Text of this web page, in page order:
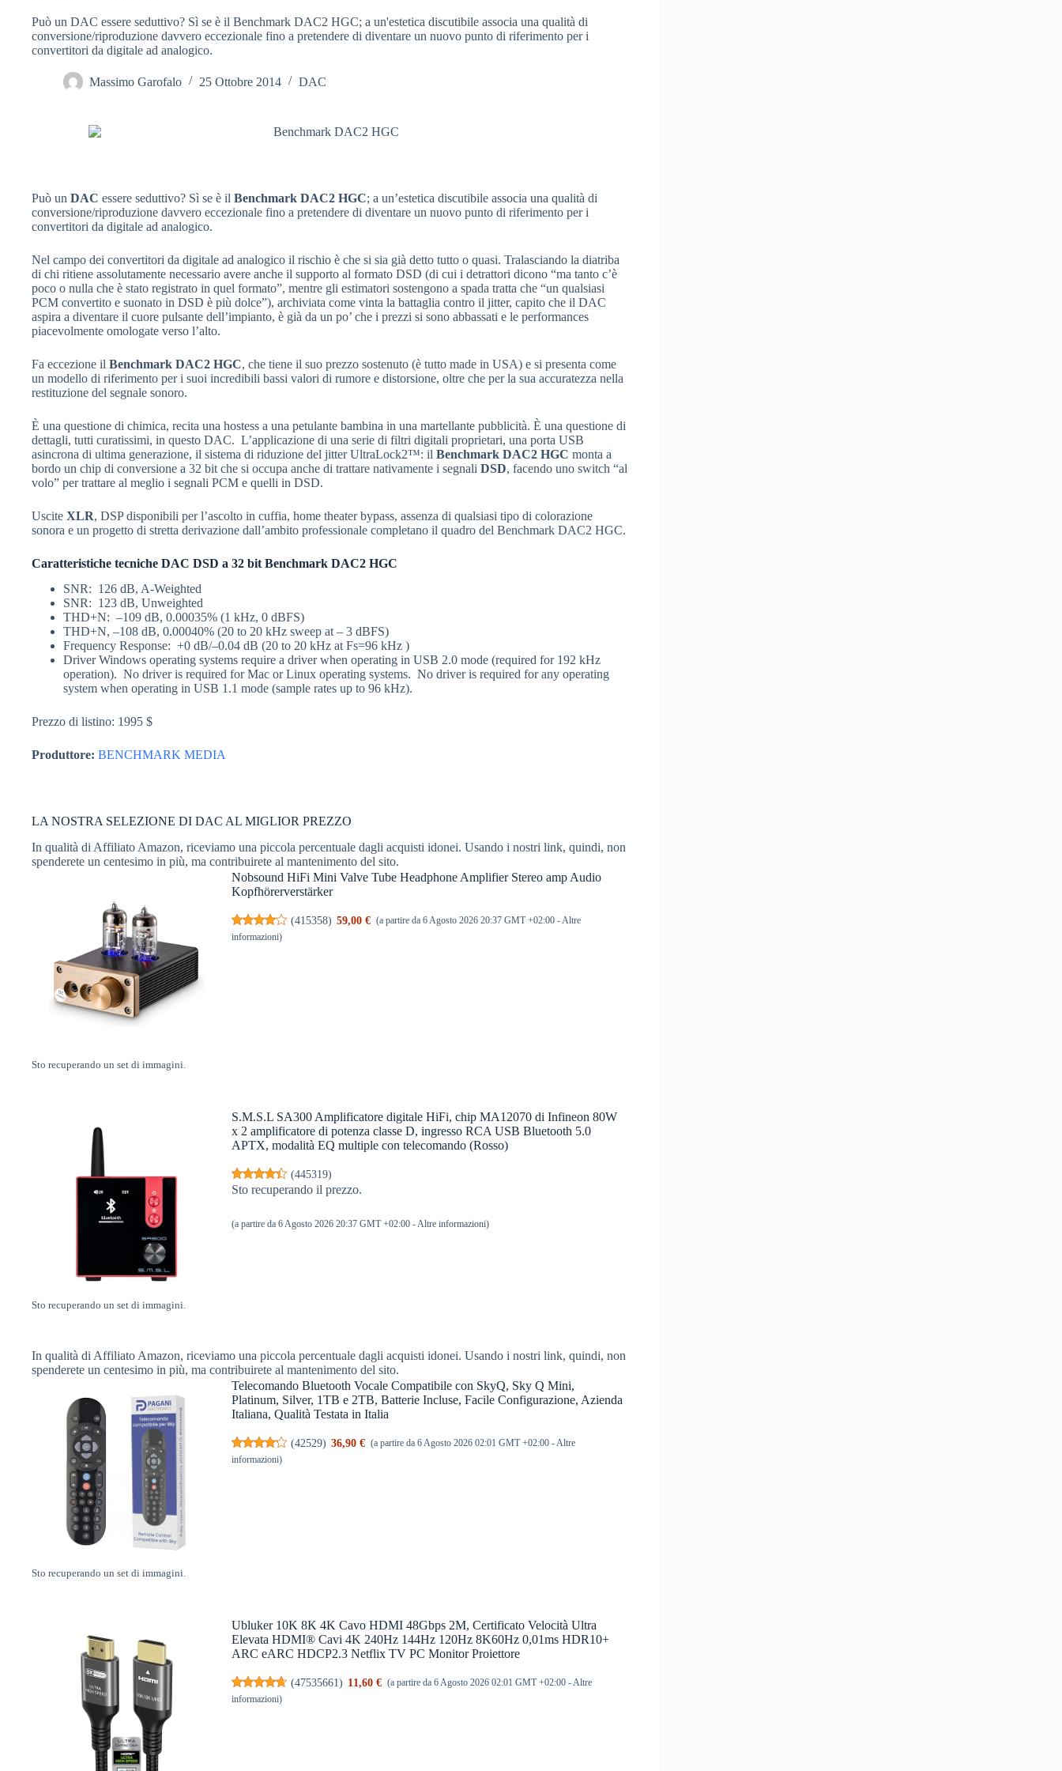
Può un DAC essere seduttivo? Sì se è il Benchmark DAC2 HGC; a un'estetica discutibile associa una qualità di
conversione/riproduzione davvero eccezionale fino a pretendere di diventare un nuovo punto di riferimento per i
convertitori da digitale ad analogico.
Massimo Garofalo 25 Ottobre 2014 DAC
Può un DAC essere seduttivo? Sì se è il Benchmark DAC2 HGC; a un’estetica discutibile associa una qualità di
conversione/riproduzione davvero eccezionale fino a pretendere di diventare un nuovo punto di riferimento per i
convertitori da digitale ad analogico.
Nel campo dei convertitori da digitale ad analogico il rischio è che si sia già detto tutto o quasi. Tralasciando la diatriba
di chi ritiene assolutamente necessario avere anche il supporto al formato DSD (di cui i detrattori dicono “ma tanto c’è
poco o nulla che è stato registrato in quel formato”, mentre gli estimatori sostengono a spada tratta che “un qualsiasi
PCM convertito e suonato in DSD è più dolce”), archiviata come vinta la battaglia contro il jitter, capito che il DAC
aspira a diventare il cuore pulsante dell’impianto, è già da un po’ che i prezzi si sono abbassati e le performances
piacevolmente omologate verso l’alto.
Fa eccezione il Benchmark DAC2 HGC, che tiene il suo prezzo sostenuto (è tutto made in USA) e si presenta come
un modello di riferimento per i suoi incredibili bassi valori di rumore e distorsione, oltre che per la sua accuratezza nella
restituzione del segnale sonoro.
È una questione di chimica, recita una hostess a una petulante bambina in una martellante pubblicità. È una questione di
dettagli, tutti curatissimi, in questo DAC. L’applicazione di una serie di filtri digitali proprietari, una porta USB
asincrona di ultima generazione, il sistema di riduzione del jitter UltraLock2™: il Benchmark DAC2 HGC monta a
bordo un chip di conversione a 32 bit che si occupa anche di trattare nativamente i segnali DSD, facendo uno switch “al
volo” per trattare al meglio i segnali PCM e quelli in DSD.
Uscite XLR, DSP disponibili per l’ascolto in cuffia, home theater bypass, assenza di qualsiasi tipo di colorazione
sonora e un progetto di stretta derivazione dall’ambito professionale completano il quadro del Benchmark DAC2 HGC.
Caratteristiche tecniche DAC DSD a 32 bit Benchmark DAC2 HGC
SNR: 126 dB, A-Weighted
SNR: 123 dB, Unweighted
THD+N: –109 dB, 0.00035% (1 kHz, 0 dBFS)
THD+N, –108 dB, 0.00040% (20 to 20 kHz sweep at – 3 dBFS)
Frequency Response: +0 dB/–0.04 dB (20 to 20 kHz at Fs=96 kHz )
Driver Windows operating systems require a driver when operating in USB 2.0 mode (required for 192 kHz
operation). No driver is required for Mac or Linux operating systems. No driver is required for any operating
system when operating in USB 1.1 mode (sample rates up to 96 kHz).
Prezzo di listino: 1995 $
Produttore: BENCHMARK MEDIA
LA NOSTRA SELEZIONE DI DAC AL MIGLIOR PREZZO
In qualità di Affiliato Amazon, riceviamo una piccola percentuale dagli acquisti idonei. Usando i nostri link, quindi, non
spenderete un centesimo in più, ma contribuirete al mantenimento del sito.
Sto recuperando un set di immagini.
Nobsound HiFi Mini Valve Tube Headphone Amplifier Stereo amp Audio
Kopfhörerverstärker
(415358) 59,00 € (a partire da 6 Agosto 2026 20:37 GMT +02:00 - Altre
informazioni)
Sto recuperando un set di immagini.
S.M.S.L SA300 Amplificatore digitale HiFi, chip MA12070 di Infineon 80W
x 2 amplificatore di potenza classe D, ingresso RCA USB Bluetooth 5.0
APTX, modalità EQ multiple con telecomando (Rosso)
(445319)
Sto recuperando il prezzo.
(a partire da 6 Agosto 2026 20:37 GMT +02:00 -Altre informazioni)
In qualità di Affiliato Amazon, riceviamo una piccola percentuale dagli acquisti idonei. Usando i nostri link, quindi, non
spenderete un centesimo in più, ma contribuirete al mantenimento del sito.
Sto recuperando un set di immagini.
Telecomando Bluetooth Vocale Compatibile con SkyQ, Sky Q Mini,
Platinum, Silver, 1TB e 2TB, Batterie Incluse, Facile Configurazione, Azienda
Italiana, Qualità Testata in Italia
(42529) 36,90 € (a partire da 6 Agosto 2026 02:01 GMT +02:00 - Altre
informazioni)
Ubluker 10K 8K 4K Cavo HDMI 48Gbps 2M, Certificato Velocità Ultra
Elevata HDMI® Cavi 4K 240Hz 144Hz 120Hz 8K60Hz 0,01ms HDR10+
ARC eARC HDCP2.3 Netflix TV PC Monitor Proiettore
(47535661) 11,60 € (a partire da 6 Agosto 2026 02:01 GMT +02:00 - Altre
informazioni)